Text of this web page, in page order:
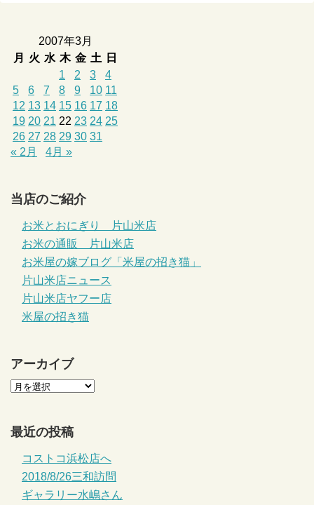
2007年3月
月
火 水 木 金 土
日
1
2 3
4
5
6 7 8 9 10 11
12 13 14 15 16 17 18
19 20 21 22 23 24 25
26 27 28 29 30 31
« 2月
4月 »
当店のご紹介
お米とおにぎり 片山米店
お米の通販 片山米店
お米屋の嫁ブログ「米屋の招き猫」
片山米店ニュース
片山米店ヤフー店
米屋の招き猫
アーカイブ
最近の投稿
コストコ浜松店へ
2018/8/26三和訪問
ギャラリー水嶋さん